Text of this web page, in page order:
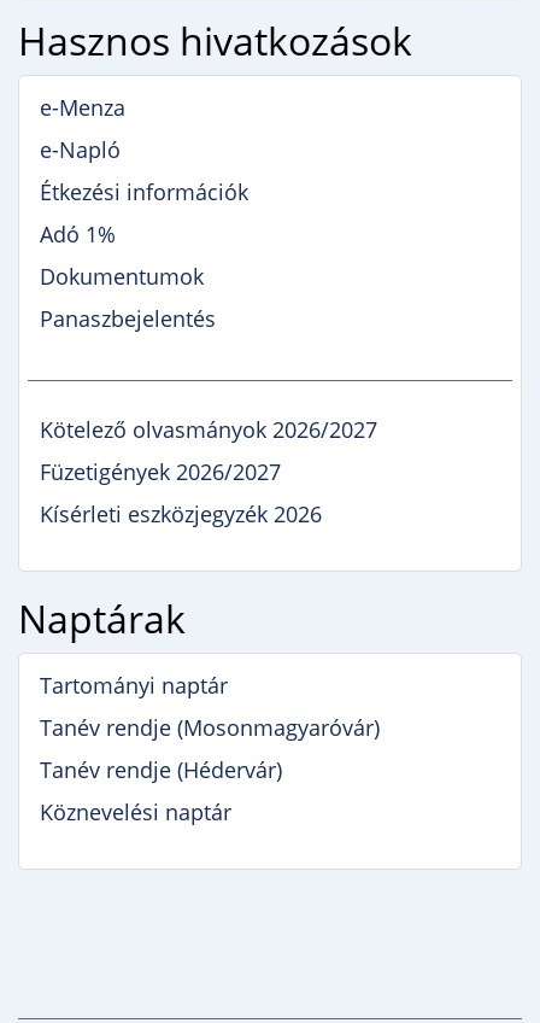
Hasznos hivatkozások
e-Menza
e-Napló
Étkezési információk
Adó 1%
Dokumentumok
Panaszbejelentés
Kötelező olvasmányok 2026/2027
Füzetigények 2026/2027
Kísérleti eszközjegyzék 2026
Naptárak
Tartományi naptár
Tanév rendje (Mosonmagyaróvár)
Tanév rendje (Hédervár)
Köznevelési naptár